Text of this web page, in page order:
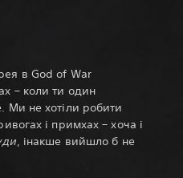
в God of War
– коли ти один
Ми не хотіли робити
і примхах – хоча і
, інакше вийшло б не